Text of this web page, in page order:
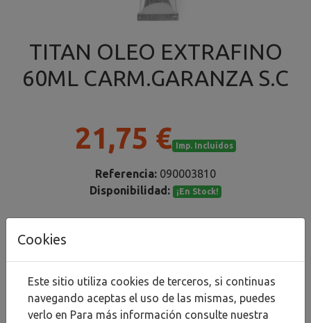
TITAN OLEO EXTRAFINO
60ML CARM.GARANZA S.C
21,75 € Imp. Incluidos
Referencia: 090003810
Disponibilidad:
¡En Stock!
Cookies
Este sitio utiliza cookies de terceros, si continuas
navegando aceptas el uso de las mismas, puedes
verlo en Para más información consulte nuestra